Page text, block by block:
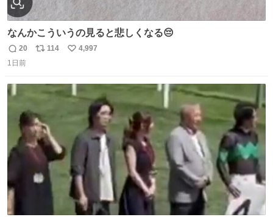
なんかこういうの見ると悲しくなる😔
返
信
20
リ
ト
114
い
数
4,997
1日前